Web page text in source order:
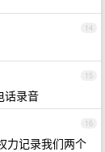
14
15
话录音
16
力记录我们两个